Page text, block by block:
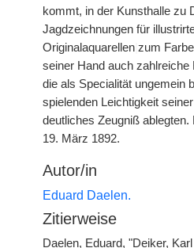
kommt, in der Kunsthalle zu
Jagdzeichnungen für
Originalaquarellen zum
seiner Hand auch zahlreiche
die als Specialität ungemein
spielenden Leichtigkeit
deutliches Zeugniß
19. März 1892.
Autor/in
Eduard Daelen.
Zitierweise
Daelen, Eduard, "Deiker,